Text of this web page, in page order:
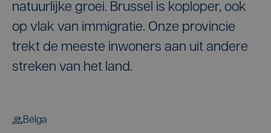
natuurlijke groei. Brussel is koploper, ook
op vlak van immigratie. Onze provincie
trekt de meeste inwoners aan uit andere
streken van het land.
Belga